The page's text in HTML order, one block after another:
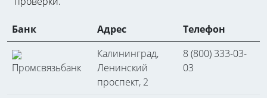
Банк Адрес Телефон
Промсвязьбанк
Калининград,
Ленинский
проспект, 2
8 (800) 333-03-
03